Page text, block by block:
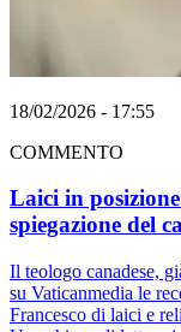
18/02/2026 - 17:55
COMMENTO
Laici in
spiegazione del
Il teologo canadese,
su Vaticanmedia le
Francesco di laici e